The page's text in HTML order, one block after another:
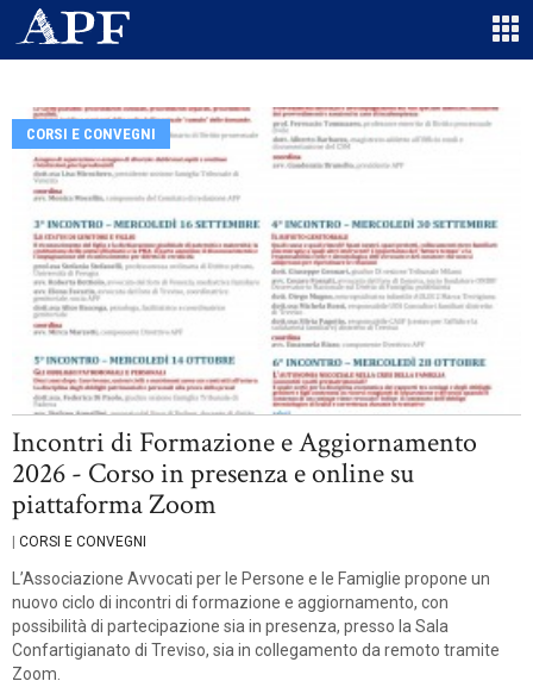
CORSI E CONVEGNI
Incontri di Formazione e Aggiornamento
2026 - Corso in presenza e online su
piattaforma Zoom
CORSI E CONVEGNI
L’Associazione Avvocati per le Persone e le Famiglie propone un
nuovo ciclo di incontri di formazione e aggiornamento, con
possibilità di partecipazione sia in presenza, presso la Sala
Confartigianato di Treviso, sia in collegamento da remoto tramite
Zoom.